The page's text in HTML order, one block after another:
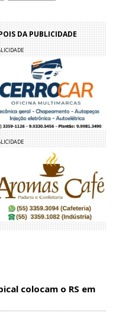
DA PUBLICIDADE
colocam o RS em